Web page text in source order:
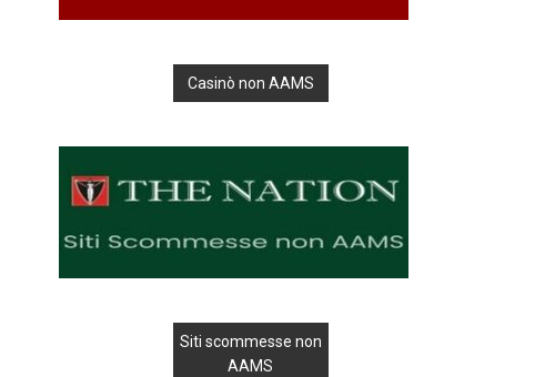
Casinò non AAMS
Siti scommesse non
AAMS